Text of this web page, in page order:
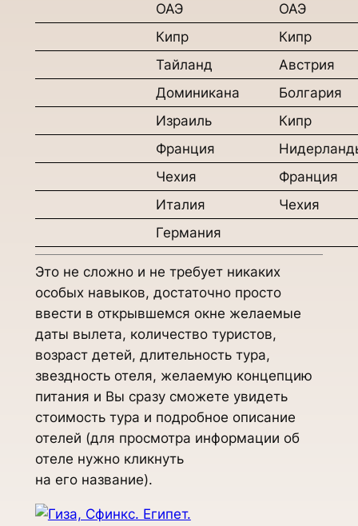
ОАЭ
ОАЭ
Кипр
Кипр
Тайланд
Австрия
Доминикана
Болгария
Израиль
Кипр
Франция
Чехия
Франция
Италия
Чехия
Германия
Это не сложно и не требует никаких
особых навыков, достаточно просто
ввести в открывшемся окне желаемые
даты вылета, количество туристов,
возраст детей, длительность тура,
звездность отеля, желаемую концепцию
питания и Вы сразу сможете увидеть
стоимость тура и подробное описание
отелей (для просмотра информации об
отеле нужно кликнуть
на его название).